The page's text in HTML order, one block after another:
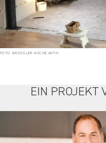
FOTO: BROSSLER KÜCHE AKTIV
EIN PROJEKT